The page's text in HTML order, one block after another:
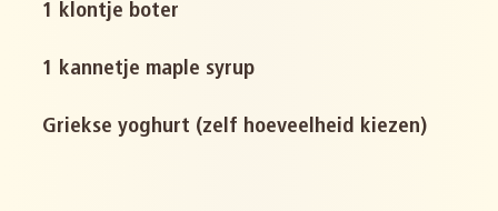
1 klontje boter
1 kannetje maple syrup
Griekse yoghurt (zelf hoeveelheid kiezen)